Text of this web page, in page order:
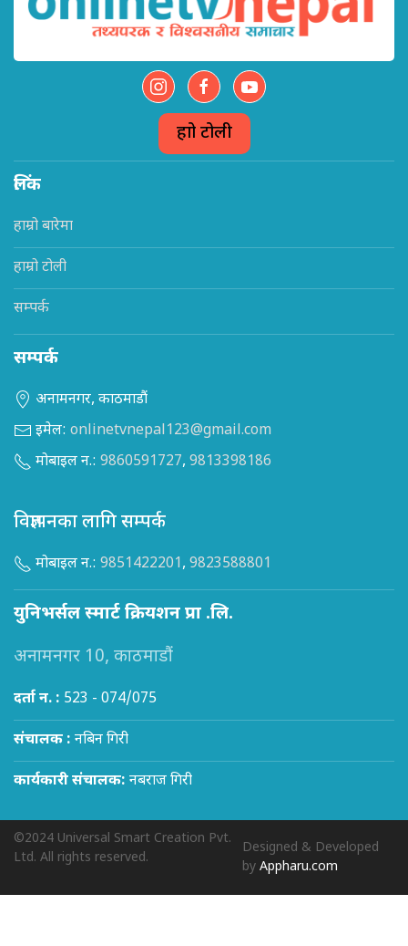
हाम्रो टोली
लिंक
हाम्रो बारेमा
हाम्रो टोली
सम्पर्क
सम्पर्क
अनामनगर, काठमाडौं
इमेल: onlinetvnepal123@gmail.com
मोबाइल न.: 9860591727, 9813398186
विज्ञापनका लागि सम्पर्क
मोबाइल न.: 9851422201, 9823588801
युनिभर्सल स्मार्ट क्रियशन प्रा .लि.
अनामनगर 10, काठमाडौं
दर्ता न. : 523 - 074/075
संचालक : नबिन गिरी
कार्यकारी संचालक: नबराज गिरी
©2024 Universal Smart Creation Pvt.
Ltd. All rights reserved.
Designed & Developed
byAppharu.com